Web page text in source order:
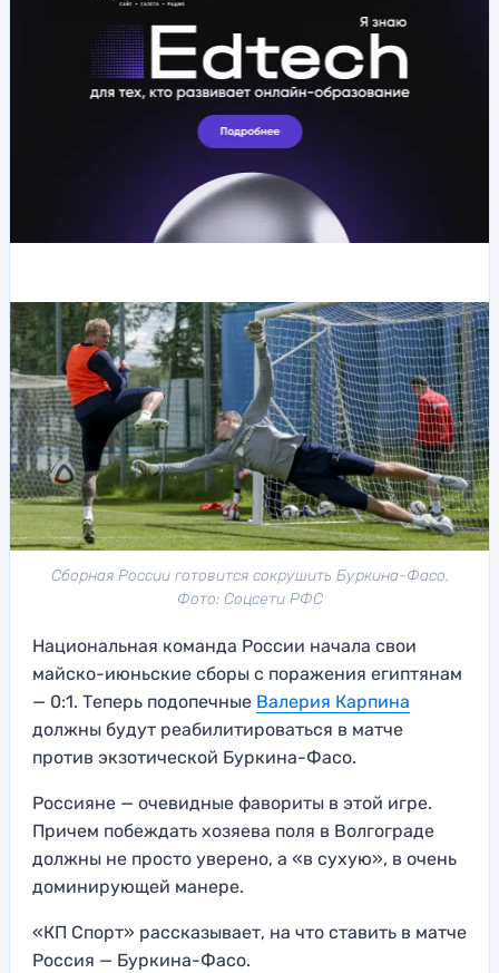
Сборная России готовится сокрушить Буркина-Фасо.
Фото: Соцсети РФС
Национальная команда России начала свои
майско-июньские сборы с поражения египтянам
— 0:1. Теперь подопечные Валерия Карпина
должны будут реабилитироваться в матче
против экзотической Буркина-Фасо.
Россияне — очевидные фавориты в этой игре.
Причем побеждать хозяева поля в Волгограде
должны не просто уверено, а «в сухую», в очень
доминирующей манере.
«КП Спорт» рассказывает, на что ставить в матче
Россия — Буркина-Фасо.